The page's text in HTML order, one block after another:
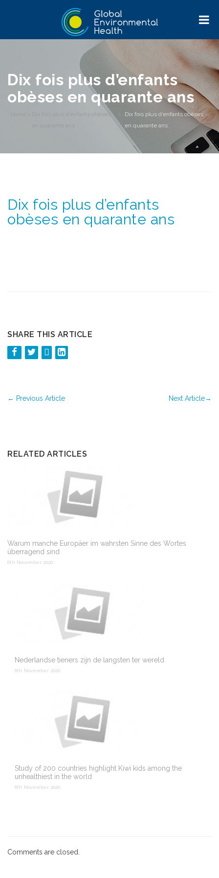
Dix fois plus d’enfants
obèses en quarante ans
Dix fois plus d’enfants obèses
Dix fois plus d’enfants obèses
en quarante ans
Dix fois plus d’enfants
obèses en quarante ans
SHARE THIS ARTICLE
← Previous Article Next Article→
RELATED ARTICLES
Warum manche Europäer im wahrsten Sinne des Wortes
überragend sind
6th November 2020
Nederlandse tieners zijn de langsten ter wereld
6th November 2020
Study of 200 countries highlight Kiwi kids among the
unhealthiest in the world
6th November 2020
Comments are closed.